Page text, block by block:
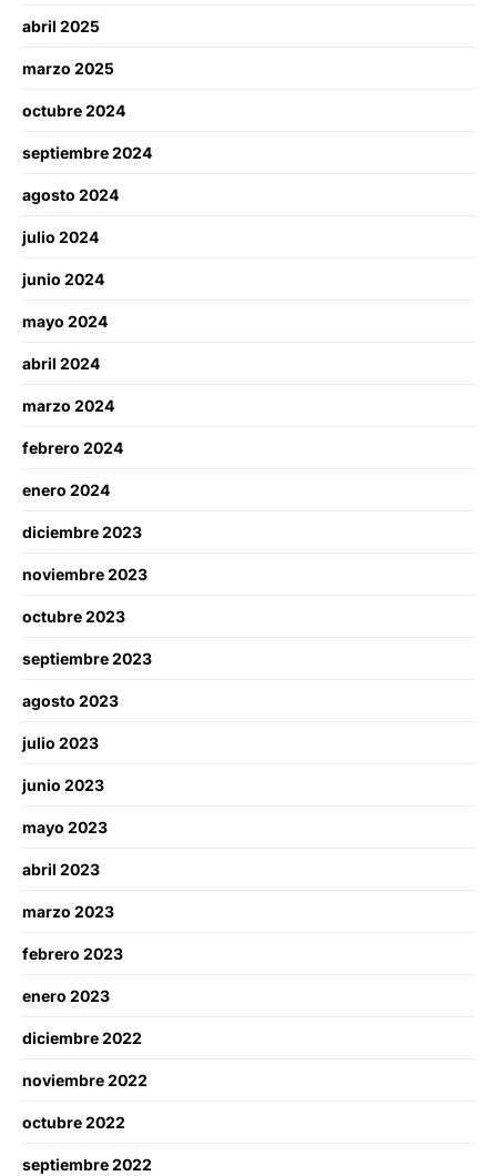
abril 2025
marzo 2025
octubre 2024
septiembre 2024
agosto 2024
julio 2024
junio 2024
mayo 2024
abril 2024
marzo 2024
febrero 2024
enero 2024
diciembre 2023
noviembre 2023
octubre 2023
septiembre 2023
agosto 2023
julio 2023
junio 2023
mayo 2023
abril 2023
marzo 2023
febrero 2023
enero 2023
diciembre 2022
noviembre 2022
octubre 2022
septiembre 2022